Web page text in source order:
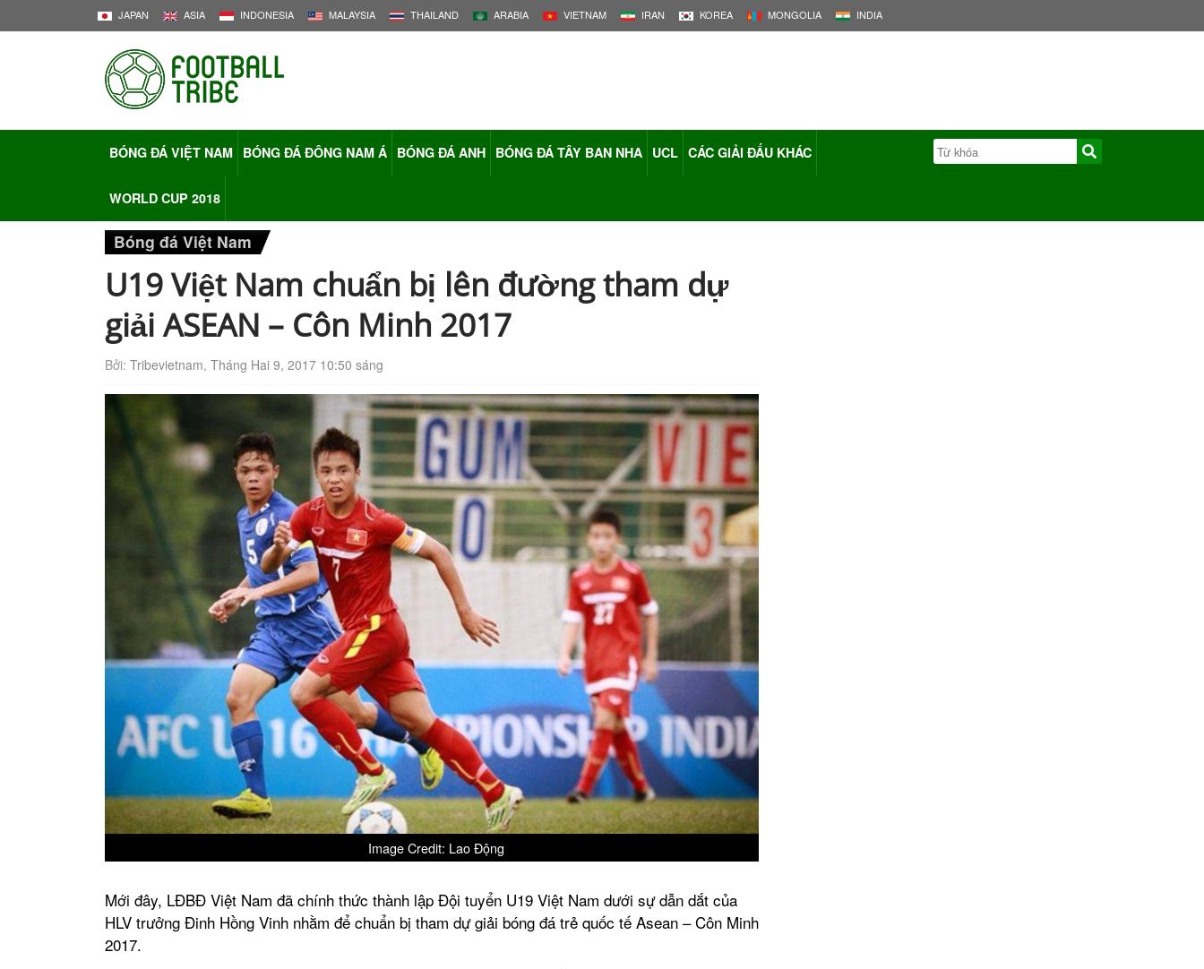
JAPAN ASIA INDONESIA MALAYSIA THAILAND ARABIA VIETNAM IRAN KOREA MONGOLIA INDIA
BÓNG ĐÁ VIỆT NAM BÓNG ĐÁ ĐÔNG NAM Á BÓNG ĐÁ ANH BÓNG ĐÁ TÂY BAN NHA UCL CÁC GIẢI ĐẤU KHÁC
WORLD CUP 2018
Bóng đá Việt Nam
U19 Việt Nam chuẩn bị lên đường tham dự
giải ASEAN – Côn Minh 2017
Bởi: Tribevietnam, Tháng Hai 9, 2017 10:50 sáng
Image Credit: Lao Động
Mới đây, LĐBĐ Việt Nam đã chính thức thành lập Đội tuyển U19 Việt Nam dưới sự dẫn dắt của
HLV trưởng Đinh Hồng Vinh nhằm để chuẩn bị tham dự giải bóng đá trẻ quốc tế Asean – Côn Minh
2017.